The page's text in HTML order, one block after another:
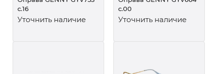
c.16
Уточнить наличие
c.00
Уточнить наличие